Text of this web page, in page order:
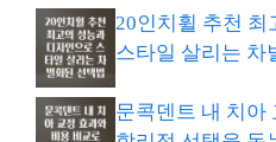
20인치휠 추천 최
스타일 살리는 차
문콕덴트 내 치아